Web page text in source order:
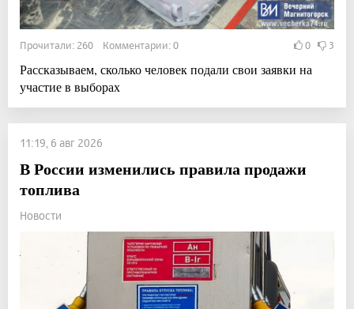
Прочитали: 260 Комментарии: 0 0 3
Рассказываем, сколько человек подали свои заявки на
участие в выборах
11:19, 6 авг 2026
В России изменились правила продажи
топлива
Новости